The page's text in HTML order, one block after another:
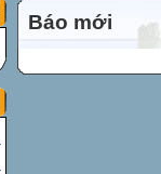
Báo mới